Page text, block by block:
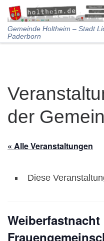
Skip to content
Gemeinde Holtheim – Stadt
Paderborn
der
« Alle Veranstaltungen
Diese
Weiberfastnacht